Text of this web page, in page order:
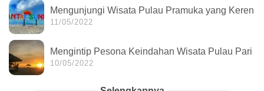
Mengunjungi Wisata Pulau Pramuka yang Keren
11/05/2022
Mengintip Pesona Keindahan Wisata Pulau Pari
10/05/2022